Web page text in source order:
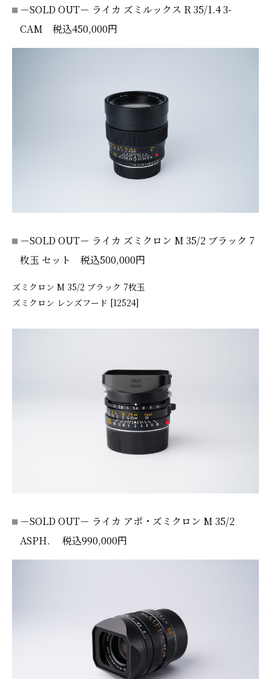
－SOLD OUT－ ライカ ズミルックス R 35/1.4 3-
CAM 税込450,000円
－SOLD OUT－ ライカ ズミクロン M 35/2 ブラック 7
枚玉 セット 税込500,000円
ズミクロン M 35/2 ブラック 7枚玉
ズミクロン レンズフード [12524]
－SOLD OUT－ ライカ アポ・ズミクロン M 35/2
ASPH. 税込990,000円